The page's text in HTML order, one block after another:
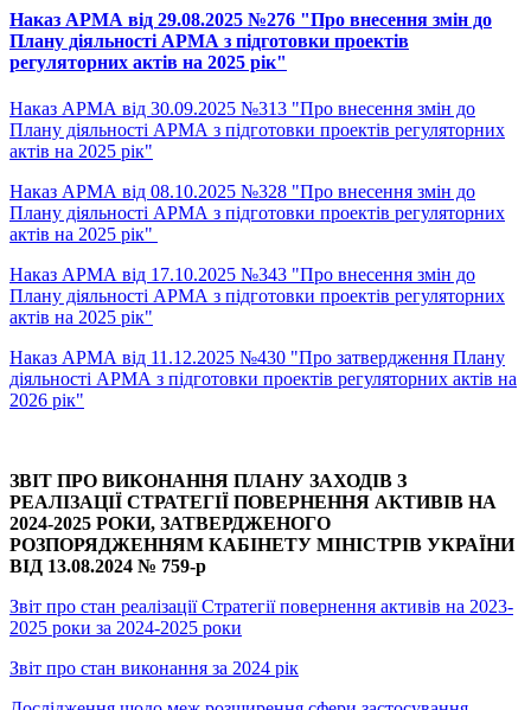
Наказ АРМА від 29.08.2025 №276 "Про внесення змін до
Плану діяльності АРМА з підготовки проектів
регуляторних актів на 2025 рік"
Наказ АРМА від 30.09.2025 №313 "Про внесення змін до
Плану діяльності АРМА з підготовки проектів регуляторних
актів на 2025 рік"
Наказ АРМА від 08.10.2025 №328 "Про внесення змін до
Плану діяльності АРМА з підготовки проектів регуляторних
актів на 2025 рік"
Наказ АРМА від 17.10.2025 №343 "Про внесення змін до
Плану діяльності АРМА з підготовки проектів регуляторних
актів на 2025 рік"
Наказ АРМА від 11.12.2025 №430 "Про затвердження Плану
діяльності АРМА з підготовки проектів регуляторних актів на
2026 рік"
ЗВІТ ПРО ВИКОНАННЯ ПЛАНУ ЗАХОДІВ З
РЕАЛІЗАЦІЇ СТРАТЕГІЇ ПОВЕРНЕННЯ АКТИВІВ НА
2024-2025 РОКИ, ЗАТВЕРДЖЕНОГО
РОЗПОРЯДЖЕННЯМ КАБІНЕТУ МІНІСТРІВ УКРАЇНИ
ВІД 13.08.2024 № 759-р
Звіт про стан реалізації Стратегії повернення активів на 2023-
2025 роки за 2024-2025 роки
Звіт про стан виконання за 2024 рік